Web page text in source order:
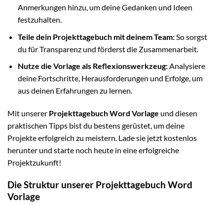
Anmerkungen hinzu, um deine Gedanken und Ideen
festzuhalten.
Teile dein Projekttagebuch mit deinem Team:So sorgst
du für Transparenz und förderst die Zusammenarbeit.
Nutze die Vorlage als Reflexionswerkzeug:Analysiere
deine Fortschritte, Herausforderungen und Erfolge, um
aus deinen Erfahrungen zu lernen.
Mit unserer Projekttagebuch Word Vorlage und diesen
praktischen Tipps bist du bestens gerüstet, um deine
Projekte erfolgreich zu meistern. Lade sie jetzt kostenlos
herunter und starte noch heute in eine erfolgreiche
Projektzukunft!
Die Struktur unserer Projekttagebuch Word
Vorlage